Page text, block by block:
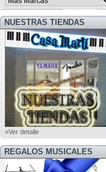
NUESTRAS TIENDAS
»Ver detalle
REGALOS MUSICALES